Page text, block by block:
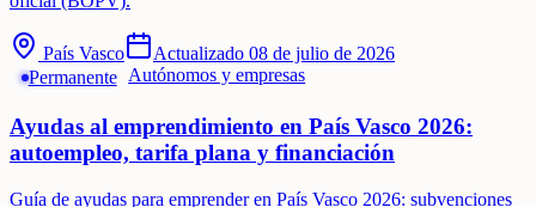
País Vasco Actualizado 08 de julio de 2026
Permanente
Autónomos y empresas
Ayudas al emprendimiento en País Vasco 2026:
autoempleo, tarifa plana y financiación
Guía de ayudas para emprender en País Vasco 2026: subvenciones